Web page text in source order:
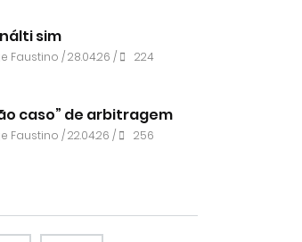
sim
Faustino / 28.04.26 / 224
caso” de arbitragem
Faustino / 22.04.26 / 256